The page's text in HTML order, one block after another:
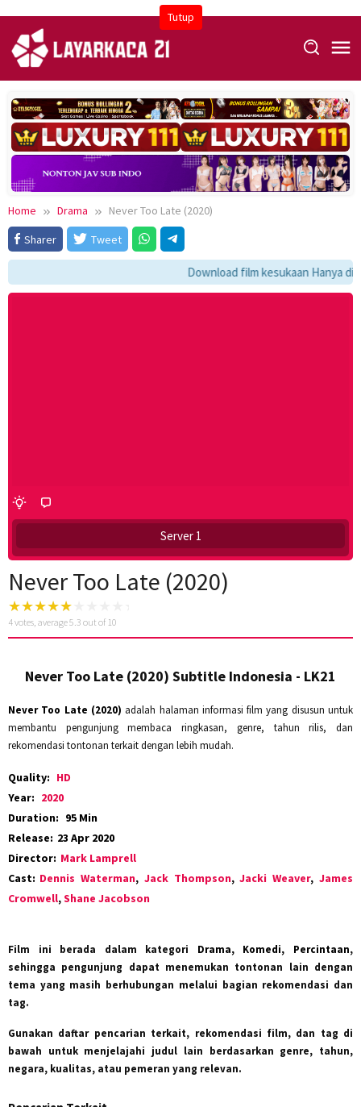
Tutup
content
Home Drama
Never Too Late (2020)
Sharer
Tweet
Download film kesukaan Hanya di
Server 1
Never Too Late (2020)
4votes, average5.3 out of 10
Never Too Late (2020) Subtitle Indonesia - LK21
Never Too Late (2020) adalah halaman informasi film yang disusun untuk
membantu pengunjung membaca ringkasan, genre, tahun rilis, dan
rekomendasi tontonan terkait dengan lebih mudah.
Quality: HD
Year: 2020
Duration: 95 Min
Release: 23 Apr 2020
Director: Mark Lamprell
Cast: Dennis Waterman, Jack Thompson,Jacki Weaver,James
Cromwell,Shane Jacobson
Film ini berada dalam kategori Drama, Komedi, Percintaan,
sehingga pengunjung dapat menemukan tontonan lain dengan
tema yang masih berhubungan melalui bagian rekomendasi dan
tag.
Gunakan daftar pencarian terkait, rekomendasi film, dan tag di
bawah untuk menjelajahi judul lain berdasarkan genre, tahun,
negara, kualitas, atau pemeran yang relevan.